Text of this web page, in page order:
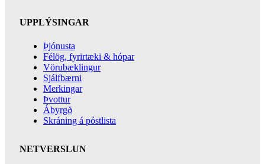
UPPLÝSINGAR
Þjónusta
Félög, fyrirtæki & hópar
Vörubæklingur
Sjálfbærni
Merkingar
Þvottur
Ábyrgð
Skráning á póstlista
NETVERSLUN